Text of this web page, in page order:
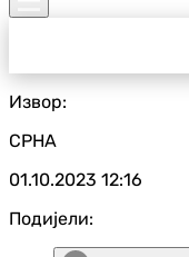
Извор:
СРНА
01.10.2023 12:16
Подијели: